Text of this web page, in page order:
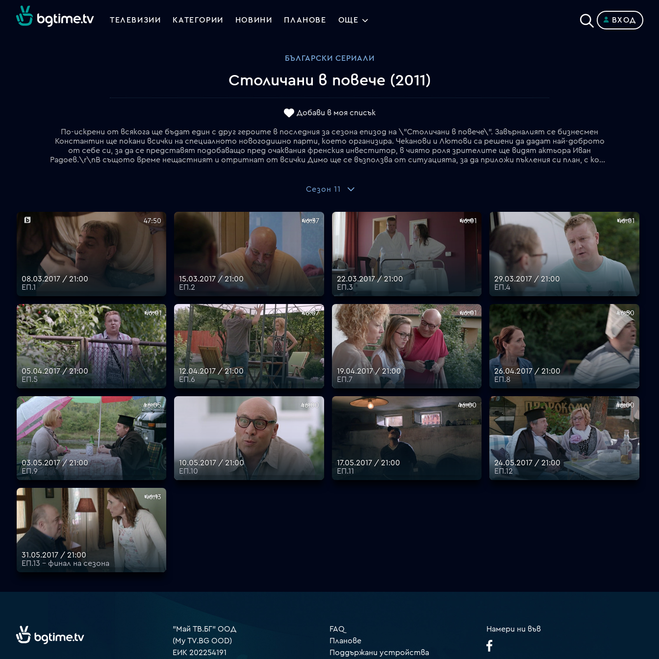
ТЕЛЕВИЗИИ КАТЕГОРИИ НОВИНИ ПЛАНОВЕ ОЩЕ ВХОД
БЪЛГАРСКИ СЕРИАЛИ
Столичани в повече (2011)
Добави в моя списък
По-искрени от всякога ще бъдат един с друг героите в последния за сезона епизод на \"Столичани в повече\". Завърналият се бизнесмен
Константин ще покани всички на специалното новогодишно парти, което организира. Чеканови и Лютови са решени да дадат най-доброто
от себе си, за да се представят подобаващо пред очаквания френския инвеститор, в чиято роля зрителите ще видят актьора Иван
Радоев.\r\nВ същото време нещастният и отритнат от всички Димо ще се възползва от ситуацията, за да приложи пъкления си план, с който ще нанесе страховит удар върху Чеканови и Лютови. Почерпени със специален серум на истината по време на партито, двете фамилии ще забравят всякакви задръжки и ще се впуснат в пълни откровения един за друг. Как ще отвърне Гълъбина, когато Славея й сподели, че не познава по-глупава жена от нея и какво точно ще си признаят Рангел и Йордан, че да се хванат за гушите. Към любимите герои ще се присъедини и актрисата Ернестина Шинова, която ще изненада кръчмаря Пламен и любимата му Гълъбина в най-неподходящия момент.\r\nДокато семейство Лютови ламти за големи инвестиции, Спас се чувства в пълна безизходица – крайният срок да се издължи на Цезара наближава, а той все още не е намерил парите… Йовка няма да промени решението си да избяга на сигурно място с Радко и ще се сбогува със съпруга си. Все по-ключова за живота на Спас става ролята на Андрей и Мария…
Сезон 11
47:50
08.03.2017 / 21:00
ЕП.1
46:37
15.03.2017 / 21:00
ЕП.2
46:01
22.03.2017 / 21:00
ЕП.3
46:01
29.03.2017 / 21:00
ЕП.4
46:01
05.04.2017 / 21:00
ЕП.5
46:07
12.04.2017 / 21:00
ЕП.6
46:01
19.04.2017 / 21:00
ЕП.7
46:50
26.04.2017 / 21:00
ЕП.8
46:05
03.05.2017 / 21:00
ЕП.9
46:00
10.05.2017 / 21:00
ЕП.10
46:00
17.05.2017 / 21:00
ЕП.11
46:00
24.05.2017 / 21:00
ЕП.12
46:13
31.05.2017 / 21:00
ЕП.13 - финал на сезона
"Май ТВ.БГ" ООД
(My TV.BG OOD)
ЕИК 202254191
FAQ
Планове
Поддържани устройства
Намери ни във